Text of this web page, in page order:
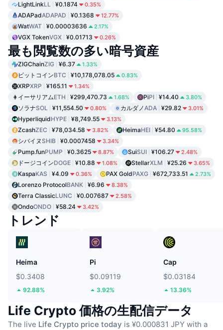
LightLinkLL ¥0.1874 0.35%
ADAPadADAPAD ¥0.1368 12.77%
WatWAT ¥0.00003636 2.17%
VGX TokenVGX ¥0.01713 0.26%
最も閲覧数の多い暗号資産
ZIGChainZIG ¥6.37 1.33%
ビットコインBTC ¥10,178,078.05 0.83%
XRPXRP ¥165.11 1.34%
イーサリアムETH ¥299,470.73 1.68% PiPI ¥14.40 3.80%
ソラナSOL ¥11,554.50 0.80% カルダノADA ¥29.82 3.01%
HyperliquidHYPE ¥8,749.55 3.13%
ZcashZEC ¥78,034.58 3.82% HeimaHEI ¥54.80 95.58%
シバイヌ SHIB ¥0.0007458 3.34%
Pump.funPUMP ¥0.3625 8.87% SuiSUI ¥106.27 2.48%
ドージコインDOGE ¥10.88 1.08% StellarXLM ¥25.26 3.65%
KaspaKAS ¥4.09 0.36% PAX GoldPAXG ¥672,733.51 2.73%
Lorenzo ProtocolBANK ¥6.96 8.38%
Terra ClassicLUNC ¥0.007687 2.58%
OndoONDO ¥58.24 3.42%
トレンド
Heima
$0.3408
92.88%
Pi
$0.09119
3.92%
Cap
$0.03184
13.36%
Life Crypto 価格の生配信データ
The live Life Crypto price today is ¥0.000831 JPY with a